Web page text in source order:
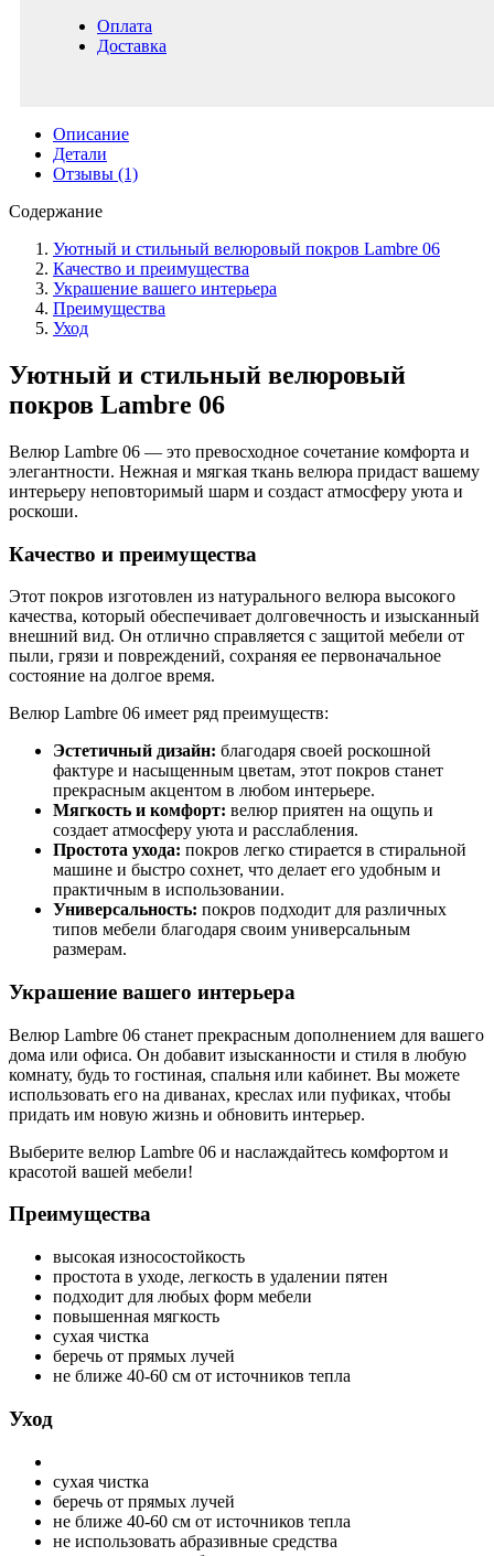
Оплата
Доставка
Описание
Детали
Отзывы (1)
Содержание
Уютный и стильный велюровый покров Lambre 06
Качество и преимущества
Украшение вашего интерьера
Преимущества
Уход
Уютный и стильный велюровый
покров Lambre 06
Велюр Lambre 06 — это превосходное сочетание комфорта и
элегантности. Нежная и мягкая ткань велюра придаст вашему
интерьеру неповторимый шарм и создаст атмосферу уюта и
роскоши.
Качество и преимущества
Этот покров изготовлен из натурального велюра высокого
качества, который обеспечивает долговечность и изысканный
внешний вид. Он отлично справляется с защитой мебели от
пыли, грязи и повреждений, сохраняя ее первоначальное
состояние на долгое время.
Велюр Lambre 06 имеет ряд преимуществ:
Эстетичный дизайн: благодаря своей роскошной
фактуре и насыщенным цветам, этот покров станет
прекрасным акцентом в любом интерьере.
Мягкость и комфорт: велюр приятен на ощупь и
создает атмосферу уюта и расслабления.
Простота ухода: покров легко стирается в стиральной
машине и быстро сохнет, что делает его удобным и
практичным в использовании.
Универсальность: покров подходит для различных
типов мебели благодаря своим универсальным
размерам.
Украшение вашего интерьера
Велюр Lambre 06 станет прекрасным дополнением для вашего
дома или офиса. Он добавит изысканности и стиля в любую
комнату, будь то гостиная, спальня или кабинет. Вы можете
использовать его на диванах, креслах или пуфиках, чтобы
придать им новую жизнь и обновить интерьер.
Выберите велюр Lambre 06 и наслаждайтесь комфортом и
красотой вашей мебели!
Преимущества
высокая износостойкость
простота в уходе, легкость в удалении пятен
подходит для любых форм мебели
повышенная мягкость
сухая чистка
беречь от прямых лучей
не ближе 40-60 см от источников тепла
Уход
сухая чистка
беречь от прямых лучей
не ближе 40-60 см от источников тепла
не использовать абразивные средства